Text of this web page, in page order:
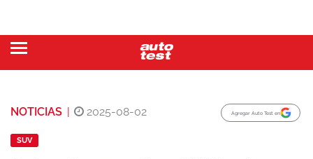
NOTICIAS | 2025-08-02 Agregar Auto Test en
SUV